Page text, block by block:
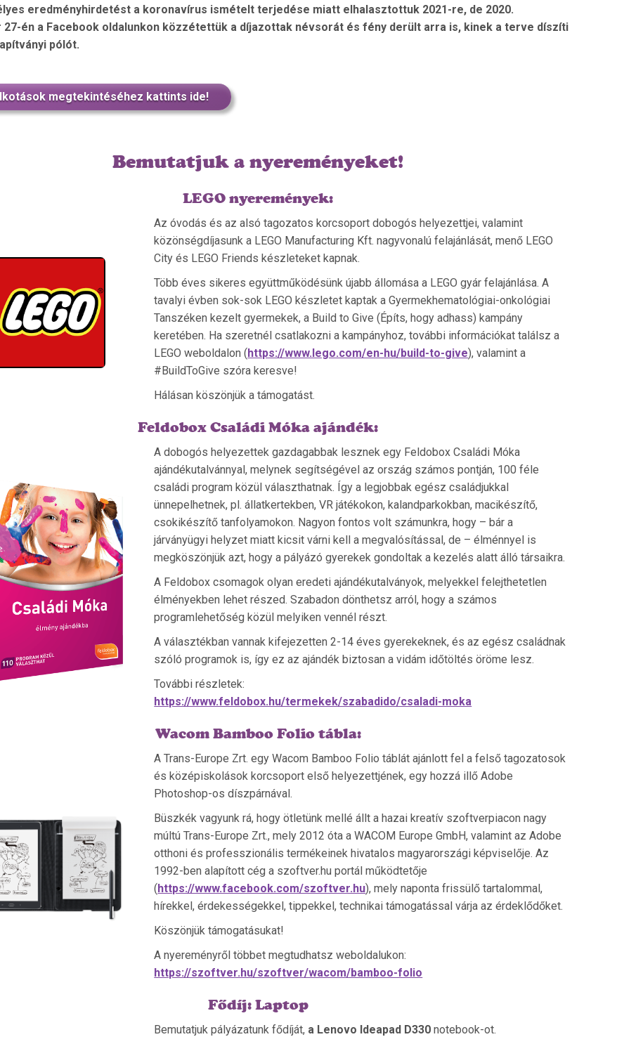
eredményhirdetést a koronavírus ismételt terjedése miatt elhalasztottuk 2021-re, de 2020.
27-én a Facebook oldalunkon közzétettük a díjazottak névsorát és fény derült arra is, kinek a terve díszíti
pólót.
megtekintéséhez kattints ide!
Bemutatjuk a nyereményeket!
LEGO nyeremények:
Az óvodás és az alsó tagozatos korcsoport dobogós helyezettjei, valamint
közönségdíjasunk a LEGO Manufacturing Kft. nagyvonalú felajánlását, menő LEGO
City és LEGO Friends készleteket kapnak.
Több éves sikeres együttműködésünk újabb állomása a LEGO gyár felajánlása. A
tavalyi évben sok-sok LEGO készletet kaptak a Gyermekhematológiai-onkológiai
Tanszéken kezelt gyermekek, a Build to Give (Építs, hogy adhass) kampány
keretében. Ha szeretnél csatlakozni a kampányhoz, további információkat találsz a
LEGO weboldalon (https://www.lego.com/en-hu/build-to-give), valamint a
#BuildToGive szóra keresve!
Hálásan köszönjük a támogatást.
Feldobox Családi Móka ajándék:
A dobogós helyezettek gazdagabbak lesznek egy Feldobox Családi Móka
ajándékutalvánnyal, melynek segítségével az ország számos pontján, 100 féle
családi program közül választhatnak. Így a legjobbak egész családjukkal
ünnepelhetnek, pl. állatkertekben, VR játékokon, kalandparkokban, macikészítő,
csokikészítő tanfolyamokon. Nagyon fontos volt számunkra, hogy – bár a
járványügyi helyzet miatt kicsit várni kell a megvalósítással, de – élménnyel is
megköszönjük azt, hogy a pályázó gyerekek gondoltak a kezelés alatt álló társaikra.
A Feldobox csomagok olyan eredeti ajándékutalványok, melyekkel felejthetetlen
élményekben lehet részed. Szabadon dönthetsz arról, hogy a számos
programlehetőség közül melyiken vennél részt.
A választékban vannak kifejezetten 2-14 éves gyerekeknek, és az egész családnak
szóló programok is, így ez az ajándék biztosan a vidám időtöltés öröme lesz.
További részletek:
https://www.feldobox.hu/termekek/szabadido/csaladi-moka
Wacom Bamboo Folio tábla:
A Trans-Europe Zrt. egy Wacom Bamboo Folio táblát ajánlott fel a felső tagozatosok
és középiskolások korcsoport első helyezettjének, egy hozzá illő Adobe
Photoshop-os díszpárnával.
Büszkék vagyunk rá, hogy ötletünk mellé állt a hazai kreatív szoftverpiacon nagy
múltú Trans-Europe Zrt., mely 2012 óta a WACOM Europe GmbH, valamint az Adobe
otthoni és professzionális termékeinek hivatalos magyarországi képviselője. Az
1992-ben alapított cég a szoftver.hu portál működtetője
(https://www.facebook.com/szoftver.hu), mely naponta frissülő tartalommal,
hírekkel, érdekességekkel, tippekkel, technikai támogatással várja az érdeklődőket.
Köszönjük támogatásukat!
A nyereményről többet megtudhatsz weboldalukon:
https://szoftver.hu/szoftver/wacom/bamboo-folio
Fődíj: Laptop
Bemutatjuk pályázatunk fődíját, a Lenovo Ideapad D330 notebook-ot.